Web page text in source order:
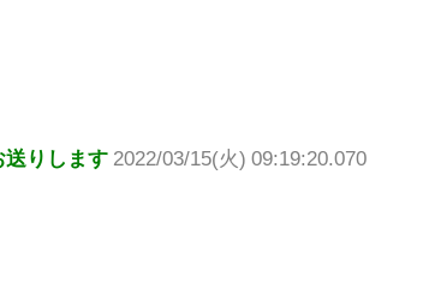
送りします 2022/03/15(火) 09:19:20.070